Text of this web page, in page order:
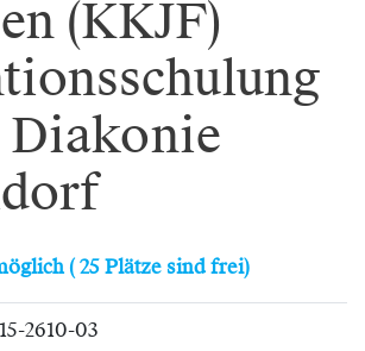
(KKJF)
Diakonie
( 25 Plätze sind frei)
15-2610-03